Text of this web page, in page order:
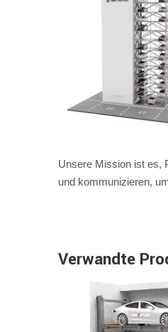
Unsere Mission ist es,
und kommunizieren,
Verwandte